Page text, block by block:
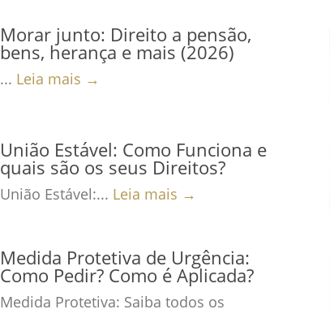
Morar junto: Direito a pensão,
bens, herança e mais (2026)
... Leia mais →
União Estável: Como Funciona e
quais são os seus Direitos?
União Estável:... Leia mais →
Medida Protetiva de Urgência:
Como Pedir? Como é Aplicada?
Medida Protetiva: Saiba todos os